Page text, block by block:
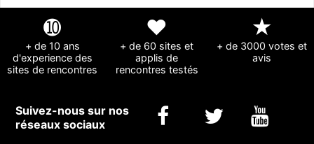
➓
+ de 10 ans
d'experience des
sites de rencontres
❤
+ de 60 sites et
applis de
rencontres testés
★
+ de 3000 votes et
avis
Suivez-nous sur nos
réseaux sociaux